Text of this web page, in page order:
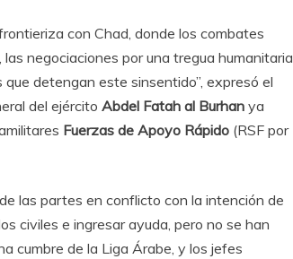
con Chad, donde los combates
negociaciones por una tregua humanitaria
detengan este sinsentido”, expresó el
del ejército Abdel Fatah al Burhan ya
Fuerzas de Apoyo Rápido (RSF por
las partes en conflicto con la intención de
civiles e ingresar ayuda, pero no se han
cumbre de la Liga Árabe, y los jefes